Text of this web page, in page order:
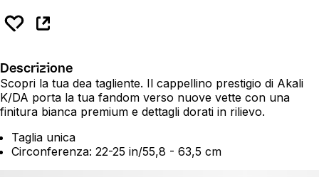
Descrizione
Scopri la tua dea tagliente. Il cappellino prestigio di Akali
K/DA porta la tua fandom verso nuove vette con una
finitura bianca premium e dettagli dorati in rilievo.
Taglia unica
Circonferenza: 22-25 in/55,8 - 63,5 cm